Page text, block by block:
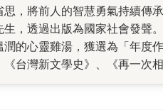
，將前人的智慧勇氣持續傳
，透過出版為國家社會發聲
的心靈雞湯，獲選為「年度
《台灣新文學史》、《再一